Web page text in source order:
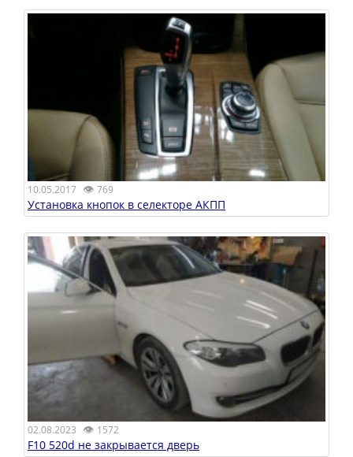
10.05.2017 👁 769
Установка кнопок в селекторе АКПП
02.08.2023 👁 1572
F10 520d не закрывается дверь